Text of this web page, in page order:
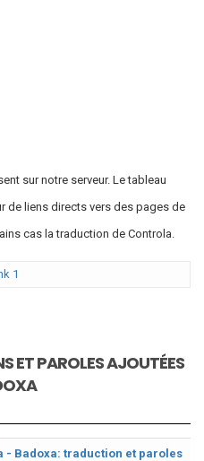
sur notre serveur. Le tableau
de liens directs vers des pages de
cas la traduction de Controla.
1
ET PAROLES AJOUTÉES
- Badoxa: traduction et paroles